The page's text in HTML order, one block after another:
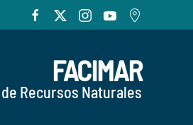
FACIMAR
Recursos Naturales